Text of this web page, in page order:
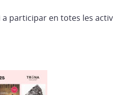
participar en totes les